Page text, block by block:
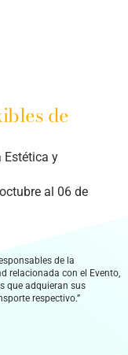
de
Estética y
al 06 de
de la
relacionada con el Evento,
que adquieran sus
respectivo.”